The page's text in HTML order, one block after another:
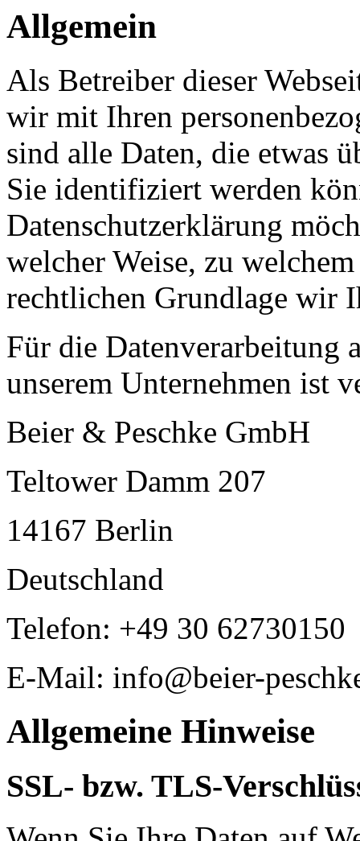
Allgemein
Als Betreiber dieser
wir mit Ihren
sind alle Daten, die etwas
Sie identifiziert werden
Datenschutzerklärung
welcher Weise, zu
rechtlichen Grundlage wir
Für die Datenverarbeitung
unserem Unternehmen ist
Beier & Peschke GmbH
Teltower Damm 207
14167 Berlin
Deutschland
Telefon: +49 30 62730150
E-Mail: info@beier-
Allgemeine Hinweise
SSL- bzw. TLS-